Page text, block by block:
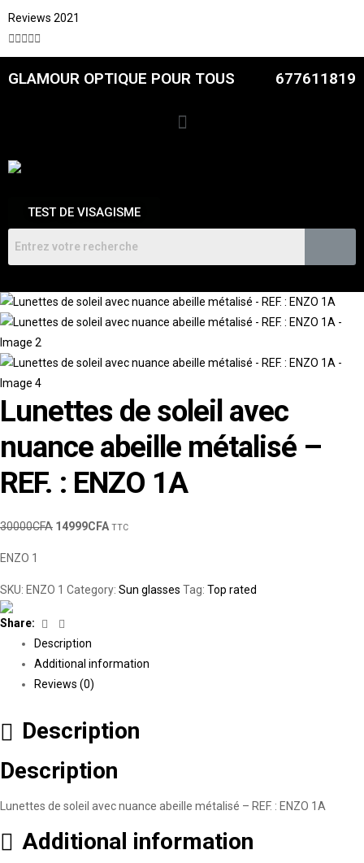
Reviews 2021

GLAMOUR OPTIQUE POUR TOUS 677611819
TEST DE VISAGISME
Lunettes de soleil avec
nuance abeille métalisé –
REF. : ENZO 1A
30000CFA 14999CFA TTC
ENZO 1
SKU: ENZO 1 Category: Sun glasses Tag: Top rated
Share: Facebook
Description
Additional information
Reviews (0)
Description
Description
Lunettes de soleil avec nuance abeille métalisé – REF. : ENZO 1A
Additional information